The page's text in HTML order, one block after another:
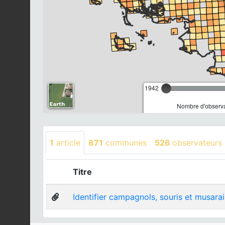
1942
Nombre
1 article 871 communes 526 observateurs
Titre
Identifier campagnols, souris et